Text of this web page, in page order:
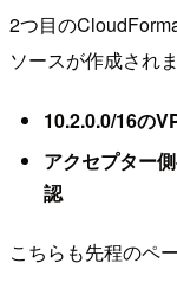
2つ目の
ソースが作成され
10.2.0.0/16の
アクセプター
認
こちらも先程のペ